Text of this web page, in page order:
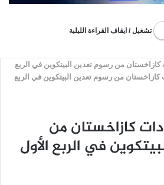
تشغيل / ايقاف القراءة الليلية
من رسوم تعدين البيتكوين في الربع
من رسوم تعدين البيتكوين في الربع
كازاخستان من
في الربع الأول